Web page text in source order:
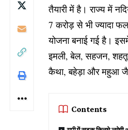
तैयारी में है। राज्य में
7 करोड़ से भी ज्यादा
योजना बनाई गई है।
इमली, बेल, सहजन,
कैथा, बहेड़ा और महुआ
Contents